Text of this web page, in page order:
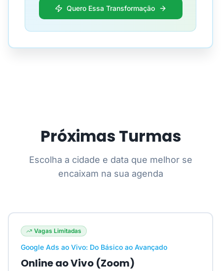
Quero Essa Transformação
Próximas Turmas
Escolha a cidade e data que melhor se
encaixam na sua agenda
Vagas Limitadas
Google Ads ao Vivo: Do Básico ao Avançado
Online ao Vivo (Zoom)